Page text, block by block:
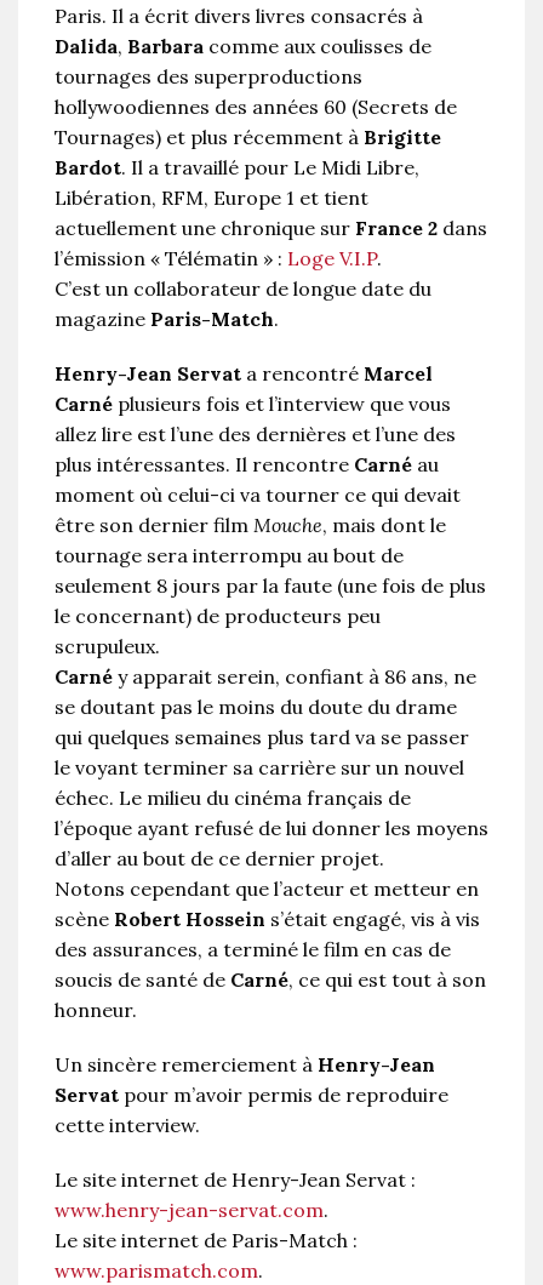
Paris. Il a écrit divers livres consacrés à
Dalida, Barbara comme aux coulisses de
tournages des superproductions
hollywoodiennes des années 60 (Secrets de
Tournages) et plus récemment à Brigitte
Bardot. Il a travaillé pour Le Midi Libre,
Libération, RFM, Europe 1 et tient
actuellement une chronique sur France 2 dans
l’émission « Télématin » : Loge V.I.P.
C’est un collaborateur de longue date du
magazine Paris-Match.
Henry-Jean Servat a rencontré Marcel
Carné plusieurs fois et l’interview que vous
allez lire est l’une des dernières et l’une des
plus intéressantes. Il rencontre Carné au
moment où celui-ci va tourner ce qui devait
être son dernier film Mouche, mais dont le
tournage sera interrompu au bout de
seulement 8 jours par la faute (une fois de plus
le concernant) de producteurs peu
scrupuleux.
Carné y apparait serein, confiant à 86 ans, ne
se doutant pas le moins du doute du drame
qui quelques semaines plus tard va se passer
le voyant terminer sa carrière sur un nouvel
échec. Le milieu du cinéma français de
l’époque ayant refusé de lui donner les moyens
d’aller au bout de ce dernier projet.
Notons cependant que l’acteur et metteur en
scène Robert Hossein s’était engagé, vis à vis
des assurances, a terminé le film en cas de
soucis de santé de Carné, ce qui est tout à son
honneur.
Un sincère remerciement à Henry-Jean
Servat pour m’avoir permis de reproduire
cette interview.
Le site internet de Henry-Jean Servat :
www.henry-jean-servat.com.
Le site internet de Paris-Match :
www.parismatch.com.